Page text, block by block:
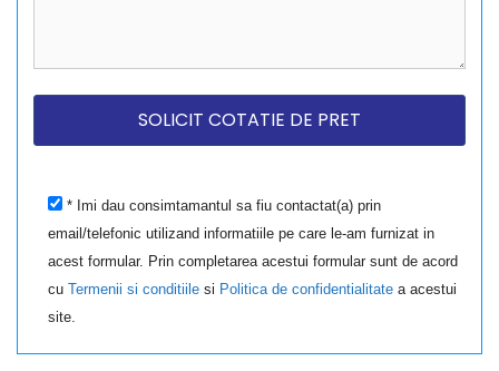
* Imi dau consimtamantul sa fiu contactat(a) prin
email/telefonic utilizand informatiile pe care le-am furnizat in
acest formular. Prin completarea acestui formular sunt de acord
cuTermenii si conditiile si Politica de confidentialitate a acestui
site.